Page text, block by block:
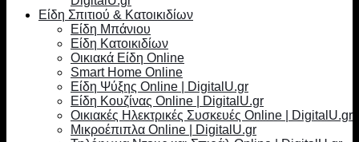
Είδη Σπιτιού & Κατοικιδίων
Είδη Μπάνιου
Είδη Κατοικιδίων
Οικιακά Είδη Online
Smart Home Online
Είδη Ψύξης Online | DigitalU.gr
Είδη Κουζίνας Online | DigitalU.gr
Οικιακές Ηλεκτρικές Συσκευές Online | DigitalU.gr
Μικροέπιπλα Online | DigitalU.gr